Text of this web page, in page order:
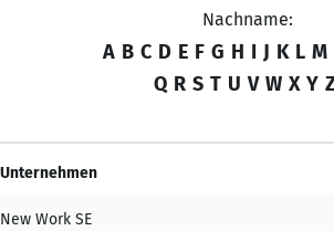
Nachname:
A B C D E F G H I J K L M
Q R S T U V W X Y
Unternehmen
New Work SE